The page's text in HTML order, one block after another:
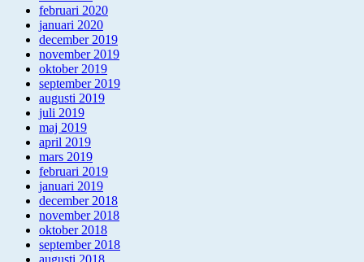
februari 2020
januari 2020
december 2019
november 2019
oktober 2019
september 2019
augusti 2019
juli 2019
maj 2019
april 2019
mars 2019
februari 2019
januari 2019
december 2018
november 2018
oktober 2018
september 2018
augusti 2018